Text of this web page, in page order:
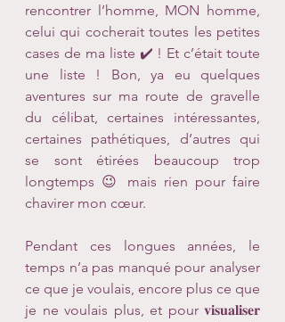
rencontrer l’homme, MON homme,
celui qui cocherait toutes les petites
cases de ma liste ✔️ ! Et c’était toute
une liste ! Bon, ya eu quelques
aventures sur ma route de gravelle
du célibat, certaines intéressantes,
certaines pathétiques, d’autres qui
se sont étirées beaucoup trop
longtemps 😉 mais rien pour faire
chavirer mon cœur.
Pendant ces longues années, le
temps n’a pas manqué pour analyser
ce que je voulais, encore plus ce que
je ne voulais plus, et pour 𝐯𝐢𝐬𝐮𝐚𝐥𝐢𝐬𝐞𝐫